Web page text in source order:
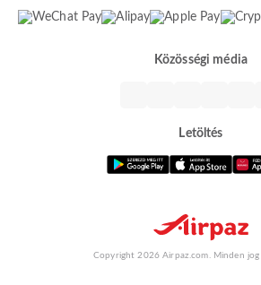
Közösségi média
Letöltés
Copyright 2026 Airpaz.com. Minden